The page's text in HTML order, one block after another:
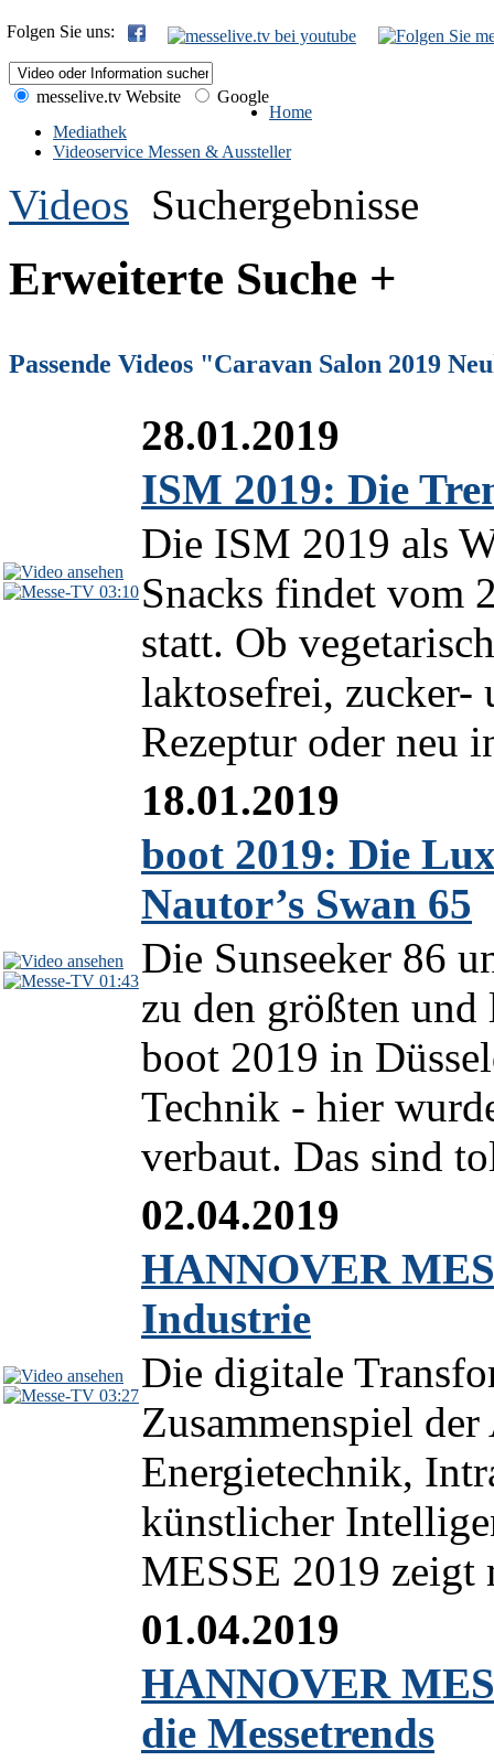
Folgen Sie uns:
messelive.tv Website
Google
Home
Mediathek
Videoservice Messen & Aussteller
Videos Suchergebnisse
Erweiterte Suche +
Passende Videos "Caravan Salon 2019
03:10
28.01.2019
ISM 2019: Die
Die ISM 2019 als
Snacks findet vom
statt. Ob
laktosefrei, zucker-
Rezeptur oder neu
01:43
18.01.2019
boot 2019: Die
Nautor’s Swan 65
Die Sunseeker 86
zu den größten und
boot 2019 in
Technik - hier
verbaut. Das sind
03:27
02.04.2019
HANNOVER
Industrie
Die digitale
Zusammenspiel
Energietechnik,
künstlicher
MESSE 2019 zeigt
01.04.2019
HANNOVER
die Messetrends